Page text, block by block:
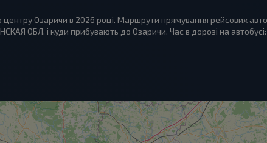
Озаричи в 2026 році. Маршрути прямування рейсових
ОБЛ. і куди прибувають до Озаричи. Час в дорозі на автобусі: